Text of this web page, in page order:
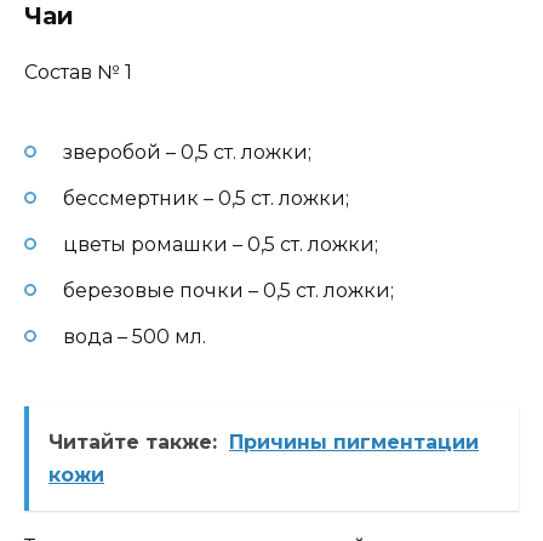
Чаи
Состав № 1
зверобой – 0,5 ст. ложки;
бессмертник – 0,5 ст. ложки;
цветы ромашки – 0,5 ст. ложки;
березовые почки – 0,5 ст. ложки;
вода – 500 мл.
Читайте также: Причины пигментации
кожи